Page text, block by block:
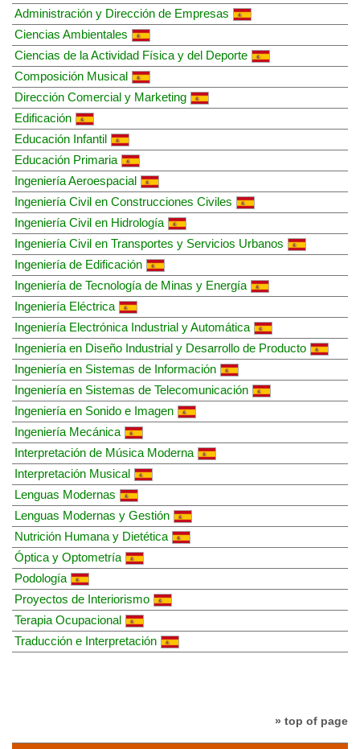
Administración y Dirección de Empresas
Ciencias Ambientales
Ciencias de la Actividad Física y del Deporte
Composición Musical
Dirección Comercial y Marketing
Edificación
Educación Infantil
Educación Primaria
Ingeniería Aeroespacial
Ingeniería Civil en Construcciones Civiles
Ingeniería Civil en Hidrología
Ingeniería Civil en Transportes y Servicios Urbanos
Ingeniería de Edificación
Ingeniería de Tecnología de Minas y Energía
Ingeniería Eléctrica
Ingeniería Electrónica Industrial y Automática
Ingeniería en Diseño Industrial y Desarrollo de Producto
Ingeniería en Sistemas de Información
Ingeniería en Sistemas de Telecomunicación
Ingeniería en Sonido e Imagen
Ingeniería Mecánica
Interpretación de Música Moderna
Interpretación Musical
Lenguas Modernas
Lenguas Modernas y Gestión
Nutrición Humana y Dietética
Óptica y Optometría
Podología
Proyectos de Interiorismo
Terapia Ocupacional
Traducción e Interpretación
» top of page